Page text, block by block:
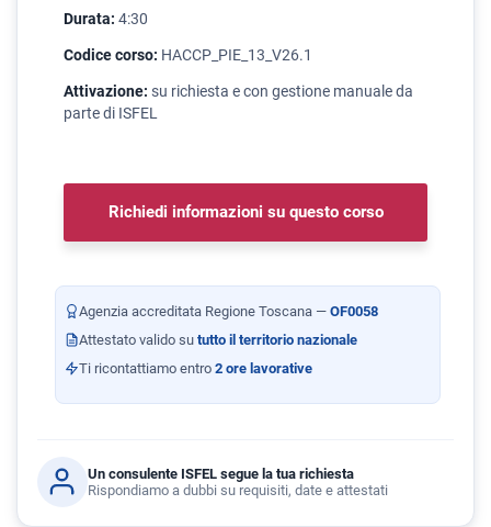
Durata: 4:30
Codice corso: HACCP_PIE_13_V26.1
Attivazione: su richiesta e con gestione manuale da
parte di ISFEL
Richiedi informazioni su questo corso
Agenzia accreditata Regione Toscana — OF0058
Attestato valido su tutto il territorio nazionale
Ti ricontattiamo entro 2 ore lavorative
Un consulente ISFEL segue la tua richiesta
Rispondiamo a dubbi su requisiti, date e attestati